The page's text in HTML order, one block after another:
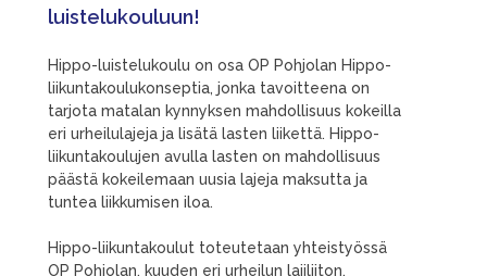
luistelukouluun!
Hippo-luistelukoulu on osa OP Pohjolan Hippo-
liikuntakoulukonseptia, jonka tavoitteena on
tarjota matalan kynnyksen mahdollisuus kokeilla
eri urheilulajeja ja lisätä lasten liikettä. Hippo-
liikuntakoulujen avulla lasten on mahdollisuus
päästä kokeilemaan uusia lajeja maksutta ja
tuntea liikkumisen iloa.
Hippo-liikuntakoulut toteutetaan yhteistyössä
OP Pohjolan, kuuden eri urheilun lajiliiton,